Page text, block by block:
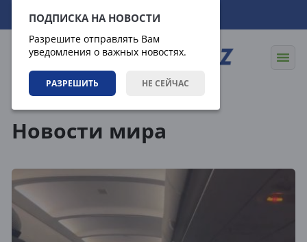
ПОДПИСКА НА НОВОСТИ
Разрешите отправлять Вам
уведомления о важных новостях.
РАЗРЕШИТЬ НЕ СЕЙЧАС
07.08.2026 14:12:35
Новости мира